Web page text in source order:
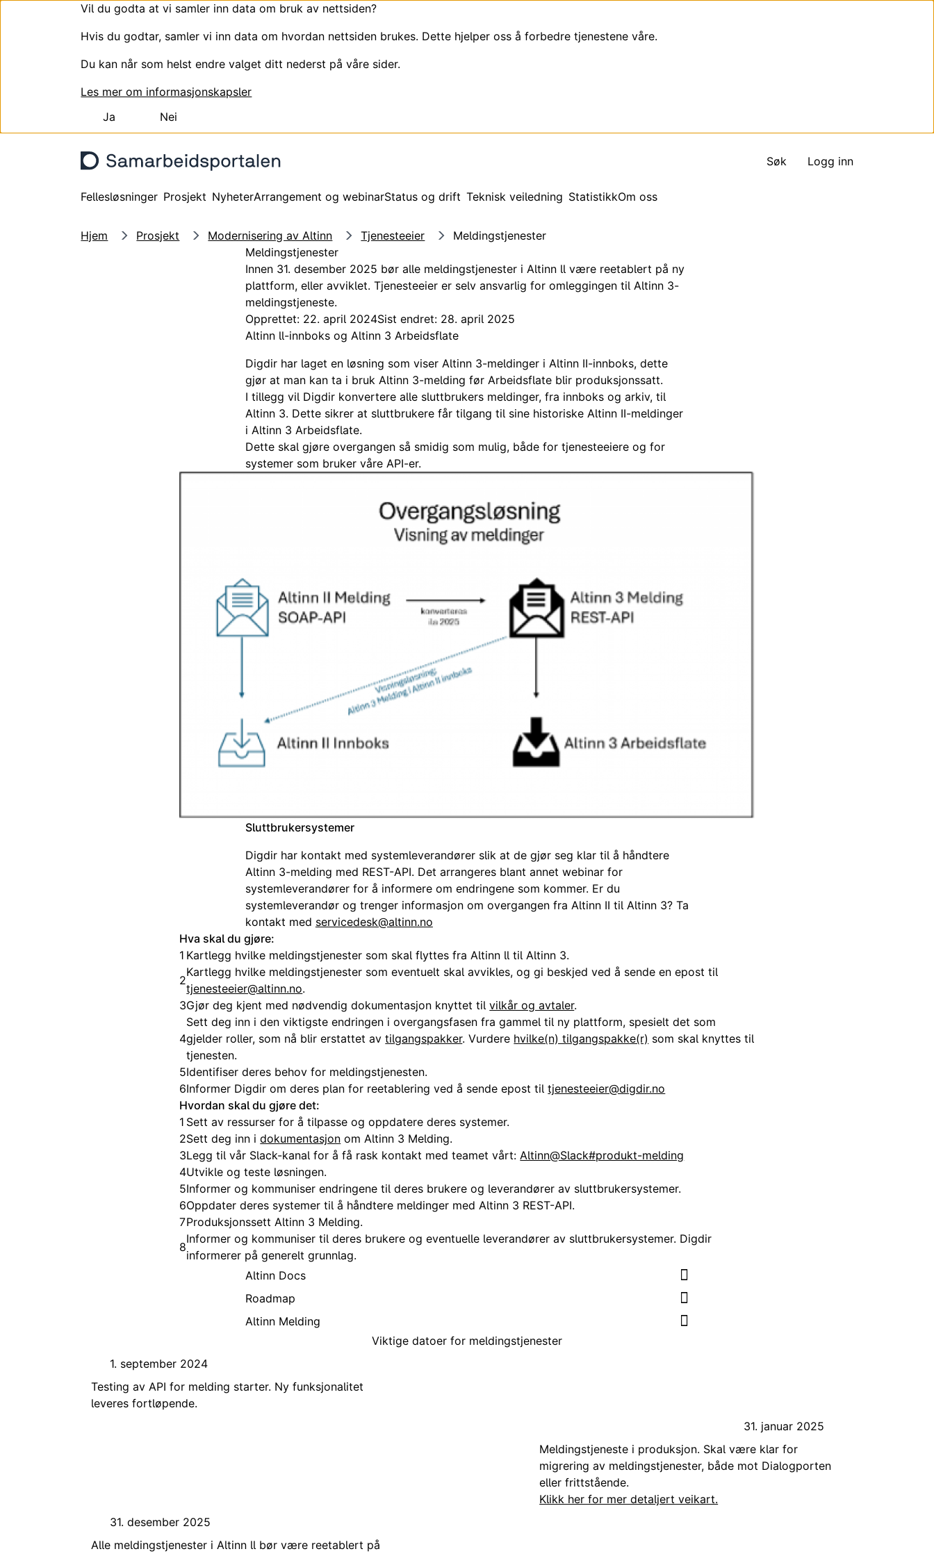
Vil du godta at vi samler inn data om bruk av nettsiden?
Hvis du godtar, samler vi inn data om hvordan nettsiden brukes. Dette hjelper oss å forbedre tjenestene våre.
Du kan når som helst endre valget ditt nederst på våre sider.
Les mer om informasjonskapsler
Ja
Nei
Søk
Logg inn
Fellesløsninger Prosjekt NyheterArrangement og webinarStatus og drift Teknisk veiledning StatistikkOm oss
Hjem Prosjekt Modernisering av Altinn Tjenesteeier
Meldingstjenester
Meldingstjenester
Innen 31. desember 2025 bør alle meldingstjenester i Altinn ll være reetablert på ny
plattform, eller avviklet. Tjenesteeier er selv ansvarlig for omleggingen til Altinn 3-
meldingstjeneste.
Opprettet: 22. april 2024Sist endret: 28. april 2025
Altinn ll-innboks og Altinn 3 Arbeidsflate
Digdir har laget en løsning som viser Altinn 3-meldinger i Altinn II-innboks, dette
gjør at man kan ta i bruk Altinn 3-melding før Arbeidsflate blir produksjonssatt.
I tillegg vil Digdir konvertere alle sluttbrukers meldinger, fra innboks og arkiv, til
Altinn 3. Dette sikrer at sluttbrukere får tilgang til sine historiske Altinn II-meldinger
i Altinn 3 Arbeidsflate.
Dette skal gjøre overgangen så smidig som mulig, både for tjenesteeiere og for
systemer som bruker våre API-er.
Sluttbrukersystemer
Digdir har kontakt med systemleverandører slik at de gjør seg klar til å håndtere
Altinn 3-melding med REST-API. Det arrangeres blant annet webinar for
systemleverandører for å informere om endringene som kommer. Er du
systemleverandør og trenger informasjon om overgangen fra Altinn II til Altinn 3? Ta
kontakt med servicedesk@altinn.no
Hva skal du gjøre:
1 Kartlegg hvilke meldingstjenester som skal flyttes fra Altinn ll til Altinn 3.
2
Kartlegg hvilke meldingstjenester som eventuelt skal avvikles, og gi beskjed ved å sende en epost til
tjenesteeier@altinn.no.
3Gjør deg kjent med nødvendig dokumentasjon knyttet tilvilkår og avtaler.
4
Sett deg inn i den viktigste endringen i overgangsfasen fra gammel til ny plattform, spesielt det som
gjelder roller, som nå blir erstattet avtilgangspakker. Vurdere hvilke(n) tilgangspakke(r) som skal knyttes til
tjenesten.
5Identifiser deres behov for meldingstjenesten.
6Informer Digdir om deres plan for reetablering ved å sende epost tiltjenesteeier@digdir.no
Hvordan skal du gjøre det:
1 Sett av ressurser for å tilpasse og oppdatere deres systemer.
2Sett deg inn idokumentasjon om Altinn 3 Melding.
3Legg til vår Slack-kanal for å få rask kontakt med teamet vårt:Altinn@Slack#produkt-melding
4Utvikle og teste løsningen.
5Informer og kommuniser endringene til deres brukere og leverandører av sluttbrukersystemer.
6Oppdater deres systemer til å håndtere meldinger med Altinn 3 REST-API.
7Produksjonssett Altinn 3 Melding.
8
Informer og kommuniser til deres brukere og eventuelle leverandører av sluttbrukersystemer. Digdir
informerer på generelt grunnlag.
Altinn Docs
Roadmap
Altinn Melding
Viktige datoer for meldingstjenester
1. september 2024
Testing av API for melding starter. Ny funksjonalitet
leveres fortløpende.
31. januar 2025
Meldingstjeneste i produksjon. Skal være klar for
migrering av meldingstjenester, både mot Dialogporten
eller frittstående.
Klikk her for mer detaljert veikart.
31. desember 2025
Alle meldingstjenester i Altinn ll bør være reetablert på